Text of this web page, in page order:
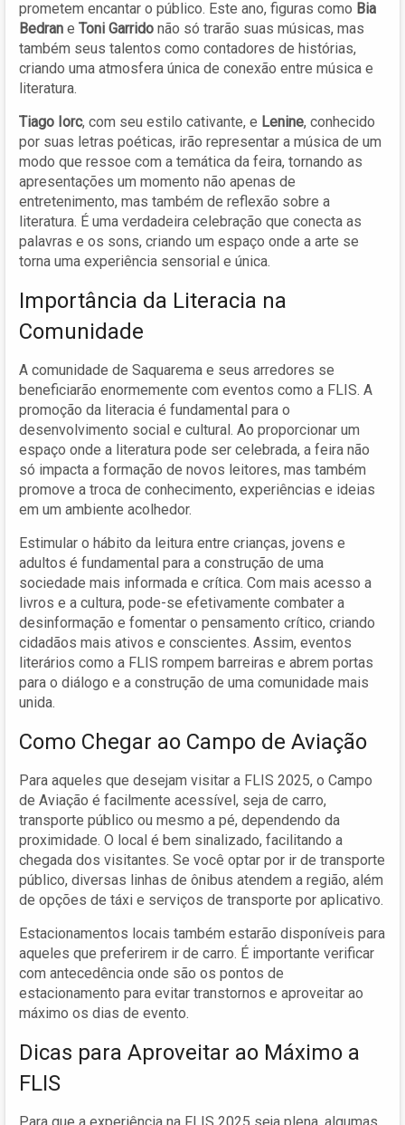
prometem encantar o público. Este ano, figuras como Bia
Bedran e Toni Garrido não só trarão suas músicas, mas
também seus talentos como contadores de histórias,
criando uma atmosfera única de conexão entre música e
literatura.
Tiago Iorc, com seu estilo cativante, e Lenine, conhecido
por suas letras poéticas, irão representar a música de um
modo que ressoe com a temática da feira, tornando as
apresentações um momento não apenas de
entretenimento, mas também de reflexão sobre a
literatura. É uma verdadeira celebração que conecta as
palavras e os sons, criando um espaço onde a arte se
torna uma experiência sensorial e única.
Importância da Literacia na
Comunidade
A comunidade de Saquarema e seus arredores se
beneficiarão enormemente com eventos como a FLIS. A
promoção da literacia é fundamental para o
desenvolvimento social e cultural. Ao proporcionar um
espaço onde a literatura pode ser celebrada, a feira não
só impacta a formação de novos leitores, mas também
promove a troca de conhecimento, experiências e ideias
em um ambiente acolhedor.
Estimular o hábito da leitura entre crianças, jovens e
adultos é fundamental para a construção de uma
sociedade mais informada e crítica. Com mais acesso a
livros e a cultura, pode-se efetivamente combater a
desinformação e fomentar o pensamento crítico, criando
cidadãos mais ativos e conscientes. Assim, eventos
literários como a FLIS rompem barreiras e abrem portas
para o diálogo e a construção de uma comunidade mais
unida.
Como Chegar ao Campo de Aviação
Para aqueles que desejam visitar a FLIS 2025, o Campo
de Aviação é facilmente acessível, seja de carro,
transporte público ou mesmo a pé, dependendo da
proximidade. O local é bem sinalizado, facilitando a
chegada dos visitantes. Se você optar por ir de transporte
público, diversas linhas de ônibus atendem a região, além
de opções de táxi e serviços de transporte por aplicativo.
Estacionamentos locais também estarão disponíveis para
aqueles que preferirem ir de carro. É importante verificar
com antecedência onde são os pontos de
estacionamento para evitar transtornos e aproveitar ao
máximo os dias de evento.
Dicas para Aproveitar ao Máximo a
FLIS
Para que a experiência na FLIS 2025 seja plena, algumas